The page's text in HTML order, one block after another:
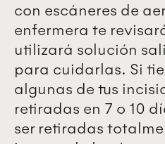
con escáneres de
enfermera te
utilizará solución
para cuidarlas. Si
algunas de tus
retiradas en 7 o 10
ser retiradas